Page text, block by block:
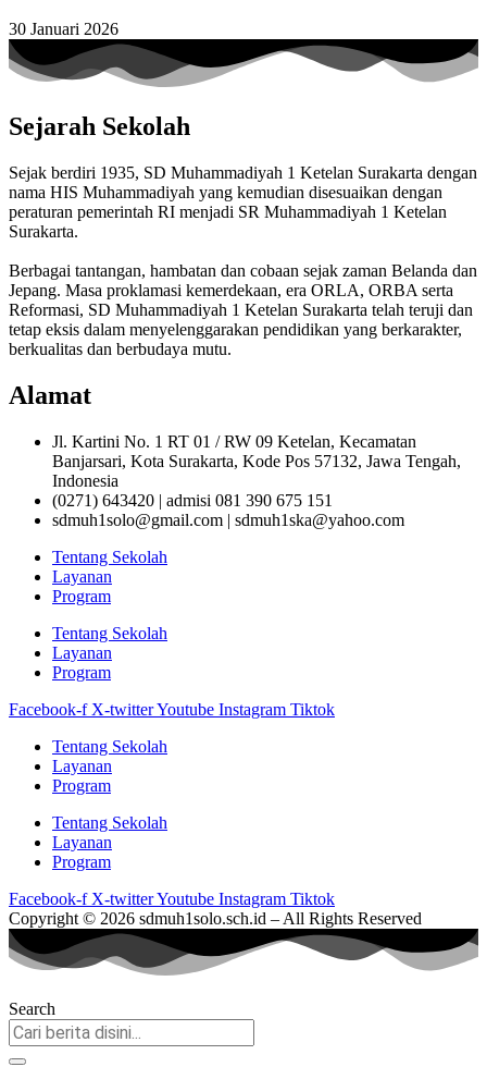
30 Januari 2026
Sejarah Sekolah
Sejak berdiri 1935, SD Muhammadiyah 1 Ketelan Surakarta dengan
nama HIS Muhammadiyah yang kemudian disesuaikan dengan
peraturan pemerintah RI menjadi SR Muhammadiyah 1 Ketelan
Surakarta.
Berbagai tantangan, hambatan dan cobaan sejak zaman Belanda dan
Jepang. Masa proklamasi kemerdekaan, era ORLA, ORBA serta
Reformasi, SD Muhammadiyah 1 Ketelan Surakarta telah teruji dan
tetap eksis dalam menyelenggarakan pendidikan yang berkarakter,
berkualitas dan berbudaya mutu.
Alamat
Jl. Kartini No. 1 RT 01 / RW 09 Ketelan, Kecamatan
Banjarsari, Kota Surakarta, Kode Pos 57132, Jawa Tengah,
Indonesia
(0271) 643420 | admisi 081 390 675 151
sdmuh1solo@gmail.com | sdmuh1ska@yahoo.com
Tentang Sekolah
Layanan
Program
Tentang Sekolah
Layanan
Program
Facebook-f X-twitterYoutube Instagram Tiktok
Tentang Sekolah
Layanan
Program
Tentang Sekolah
Layanan
Program
Facebook-f X-twitterYoutube Instagram Tiktok
Copyright © 2026 sdmuh1solo.sch.id – All Rights Reserved
Search